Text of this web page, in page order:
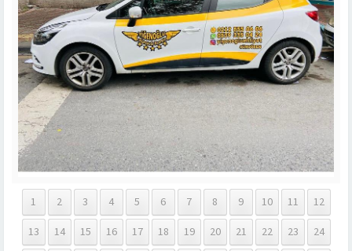
1 2 3 4 5 6 7 8 9 10 11
12
13
14 15 16 17 18 19 20 21 22 23
24